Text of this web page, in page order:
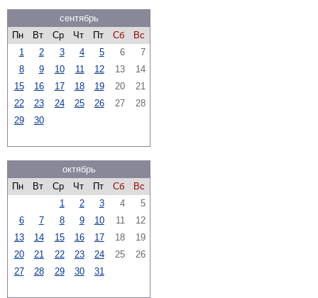
сентябрь
Пн
Вт Ср Чт Пт Сб
Вс
1
2 3 4 5 6
7
8
9 10 11 12 13
14
15
16 17 18 19 20
21
22
23 24 25 26 27
28
29
30
октябрь
Пн
Вт Ср Чт Пт Сб
Вс
1
2 3 4
5
6
7 8 9 10 11
12
13
14 15 16 17 18
19
20
21 22 23 24 25
26
27
28 29 30 31